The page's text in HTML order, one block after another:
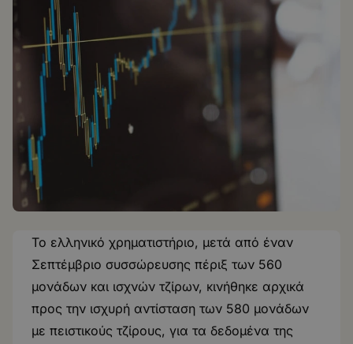
Το ελληνικό χρηματιστήριο, μετά από έναν
Σεπτέμβριο συσσώρευσης πέριξ των 560
μονάδων και ισχνών τζίρων, κινήθηκε αρχικά
προς την ισχυρή αντίσταση των 580 μονάδων
με πειστικούς τζίρους, για τα δεδομένα της